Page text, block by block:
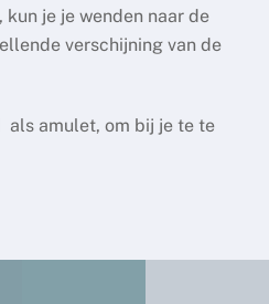
kun je je wenden naar de
verschijning van de
als amulet, om bij je te te